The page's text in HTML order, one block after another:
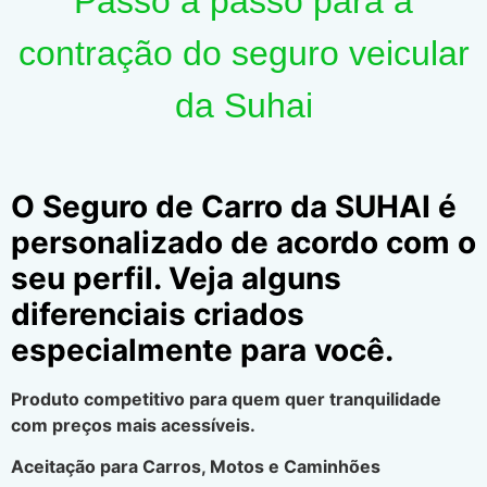
contração do seguro veicular
da Suhai
O Seguro de Carro da SUHAI é
personalizado de acordo com o
seu perfil. Veja alguns
diferenciais criados
especialmente para você.
Produto competitivo para quem quer tranquilidade
com preços mais acessíveis.
Aceitação para Carros, Motos e Caminhões